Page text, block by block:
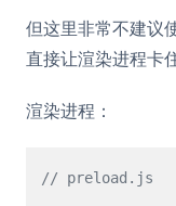
但这里非常不建议
直接让渲染进程卡
渲染进程：
// preload.js